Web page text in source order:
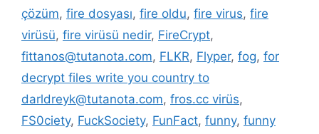
çözüm, fire dosyası, fire oldu, fire virus, fire
virüsü, fire virüsü nedir, FireCrypt,
fittanos@tutanota.com, FLKR, Flyper, fog, for
decrypt files write you country to
darldreyk@tutanota.com, fros.cc virüs,
FS0ciety, FuckSociety, FunFact, funny, funny